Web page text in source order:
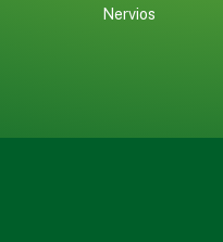
Nervios